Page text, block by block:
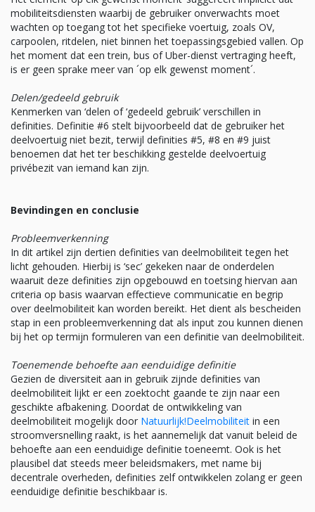
mobiliteitsdiensten waarbij de gebruiker onverwachts moet
wachten op toegang tot het specifieke voertuig, zoals OV,
carpoolen, ritdelen, niet binnen het toepassingsgebied vallen. Op
het moment dat een trein, bus of Uber-dienst vertraging heeft,
is er geen sprake meer van ´op elk gewenst moment´.
Delen/gedeeld gebruik
Kenmerken van ‘delen of ‘gedeeld gebruik’ verschillen in
definities. Definitie #6 stelt bijvoorbeeld dat de gebruiker het
deelvoertuig niet bezit, terwijl definities #5, #8 en #9 juist
benoemen dat het ter beschikking gestelde deelvoertuig
privébezit van iemand kan zijn.
Bevindingen en conclusie
Probleemverkenning
In dit artikel zijn dertien definities van deelmobiliteit tegen het
licht gehouden. Hierbij is ‘sec’ gekeken naar de onderdelen
waaruit deze definities zijn opgebouwd en toetsing hiervan aan
criteria op basis waarvan effectieve communicatie en begrip
over deelmobiliteit kan worden bereikt. Het dient als bescheiden
stap in een probleemverkenning dat als input zou kunnen dienen
bij het op termijn formuleren van een definitie van deelmobiliteit.
Toenemende behoefte aan eenduidige definitie
Gezien de diversiteit aan in gebruik zijnde definities van
deelmobiliteit lijkt er een zoektocht gaande te zijn naar een
geschikte afbakening. Doordat de ontwikkeling van
deelmobiliteit mogelijk door Natuurlijk!Deelmobiliteit in een
stroomversnelling raakt, is het aannemelijk dat vanuit beleid de
behoefte aan een eenduidige definitie toeneemt. Ook is het
plausibel dat steeds meer beleidsmakers, met name bij
decentrale overheden, definities zelf ontwikkelen zolang er geen
eenduidige definitie beschikbaar is.